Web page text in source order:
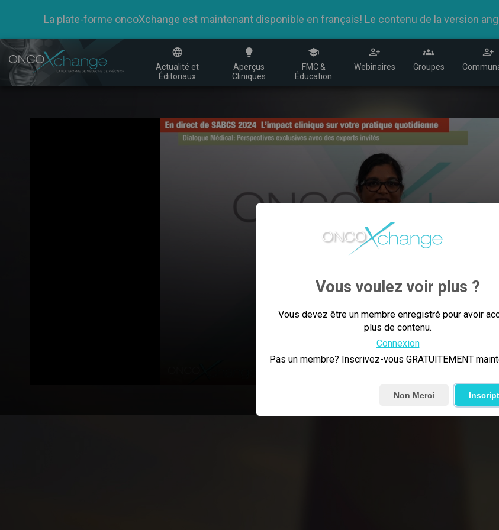
La plate-forme oncoXchange est maintenant disponible en français! Le contenu de la version
Actualité et
Éditoriaux
Aperçus
Cliniques
FMC &
Éducation
Webinaires Groupes
SABCS 2024 -
La Dre Saima Hassan, chirurgienne
B-59/GeparDouze, souligne le rôle du
impliqués dans l'étude. Elle discute
Vous voulez voir plus ?
Vous devez être un membre enregistré pour avoir
plus de contenu.
Connexion
Pas un membre? Inscrivez-vous GRATUITEMENT
Non Merci